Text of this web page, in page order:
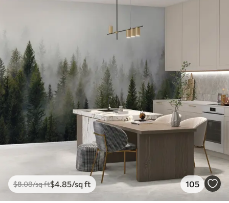
$8.08/sq ft$4 .85/sq ft 105